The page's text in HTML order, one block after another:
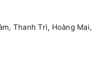
Thanh Trì, Hoàng Mai,